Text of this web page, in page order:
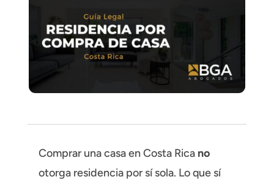
Comprar una casa en Costa Rica no
otorga residencia por sí sola. Lo que sí